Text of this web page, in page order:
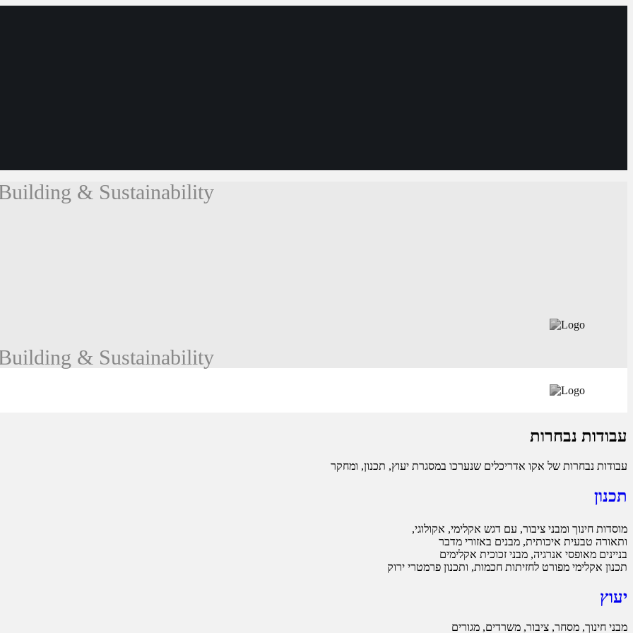
& Sustainability
& Sustainability
עבודות נבחרות
עבודות נבחרות של אקו אדריכלים שנערכו במסגרת יעוץ, תכנון, ומחקר
תכנון
מוסדות חינוך ומבני ציבור, עם דגש אקלימי, אקולוגי,
ותאורה טבעית איכותית, מבנים באזורי מדבר
בניינים מאופסי אנרגיה, מבני זכוכית אקלימים
תכנון אקלימי מפורט לחזיתות חכמות, ותכנון פרמטרי ירוק
יעוץ
מבני חינוך, מסחר, ציבור, משרדים, מגורים